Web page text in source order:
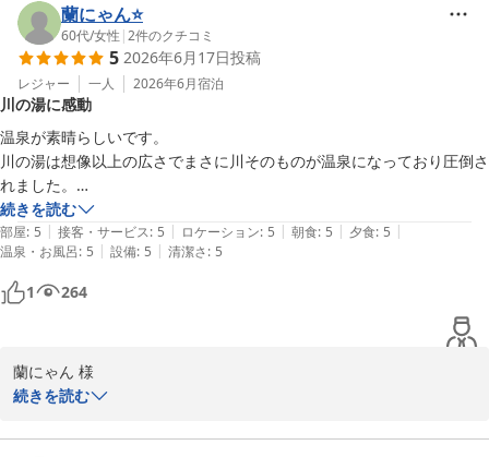
当館の温泉をお楽しみいただけたようで、大変嬉しく思います。
心身のリフレッシュのお役に立てていれば幸いでございます。
「懐かしさと斬新なおもてなし」をモットーにおもてなしさせてい
ただきますので、
またのご来館を心よりお待ちしております。
大丸温泉旅館
那須温泉 大丸温泉旅館
2026-07-16
蘭にゃん⭐
60代/女性 |2件のクチコミ
5 2026年6月17日投稿
レジャー 一人 2026年6月宿泊
川の湯に感動
温泉が素晴らしいです。
川の湯は想像以上の広さでまさに川そのものが温泉になっており圧倒さ
れました。
女性専用の内風呂もゆったりとした造りで大自然に囲まれた露天風呂は
心からリラックスできました。
お部屋も使いやすくベッドの寝心地もよく朝までよく眠れました。
食事は個室で用意していただき周りを気にせず落ち着いて堪能できまし
た。
続きを読む
部屋: 5 | 接客・サービス: 5 | ロケーション: 5 | 朝食: 5 | 夕食: 5 |
温泉・お風呂: 5 | 設備: 5 | 清潔さ: 5
1 264
蘭にゃん 様
ございます。
続きを読む